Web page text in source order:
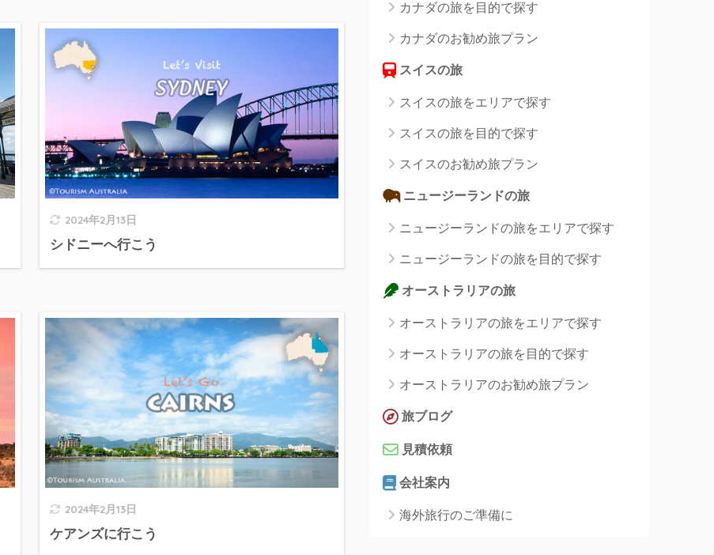
2024年2月13日
シドニーへ行こう
2024年2月13日
ケアンズに行こう
カナダの旅を目的で探す
カナダのお勧め旅プラン
スイスの旅
スイスの旅をエリアで探す
スイスの旅を目的で探す
スイスのお勧め旅プラン
ニュージーランドの旅
ニュージーランドの旅をエリアで探す
ニュージーランドの旅を目的で探す
オーストラリアの旅
オーストラリアの旅をエリアで探す
オーストラリアの旅を目的で探す
オーストラリアのお勧め旅プラン
旅ブログ
見積依頼
会社案内
海外旅行のご準備に